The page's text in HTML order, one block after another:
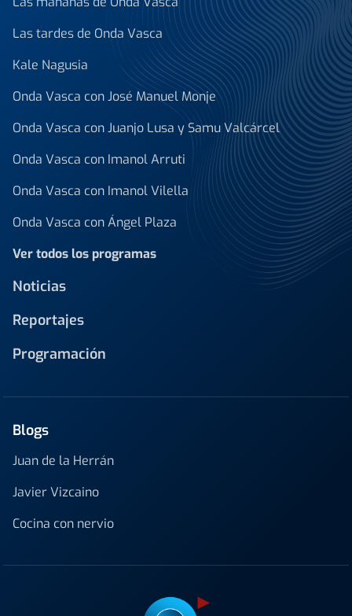
Las tardes de Onda Vasca
Kale Nagusia
Onda Vasca con José Manuel Monje
Onda Vasca con Juanjo Lusa y Samu Valcárcel
Onda Vasca con Imanol Arruti
Onda Vasca con Imanol Vilella
Onda Vasca con Ángel Plaza
Ver todos los programas
Noticias
Reportajes
Programación
Blogs
Juan de la Herrán
Javier Vizcaino
Cocina con nervio